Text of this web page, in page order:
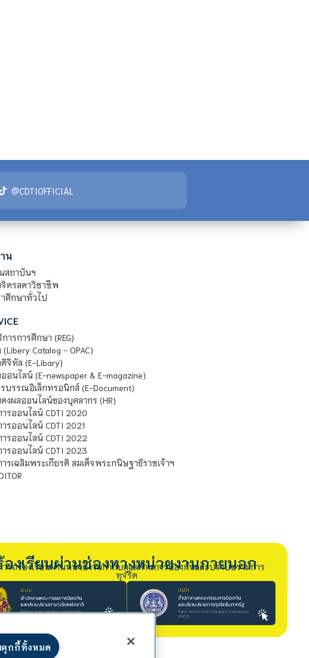
@CDTIOFFICIAL
น
สถาบันฯ
จิตรลดาวิชาชีพ
ศึกษาทั่วไป
ารการศึกษา (REG)
Catalog - OPAC)
จิทัล (E-Libary)
อนไลน์ (E-newspaper & E-magazine)
บรรณอิเล็กทรอนิกส์ (E-Document)
งผลออนไลน์ของบุคลากร (HR)
รออนไลน์ CDTI 2020
รออนไลน์ CDTI 2021
รออนไลน์ CDTI 2022
รออนไลน์ CDTI 2023
รเฉลิมพระเกียรติ สมเด็จพระกนิษฐาธิราชเจ้าฯ
องเรียนผ่านช่องทางหน่วยงานภายนอก
ารถร้องเรียนผ่านหน่วยงานกำกับดูแลด้านการป้องกันและปราบปรามการ
ทุจริต
คุกกี้ทั้งหมด